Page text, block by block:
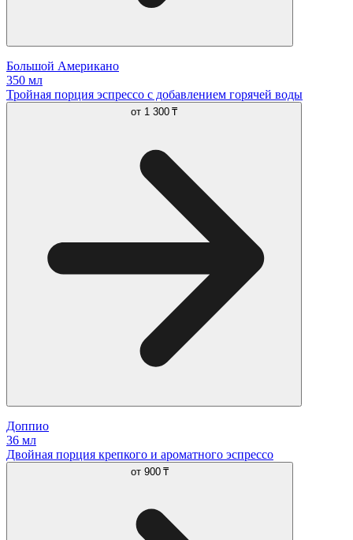
Большой Американо
350 мл
Тройная порция эспрессо с добавлением горячей воды
от 1 300 ₸
Доппио
36 мл
Двойная порция крепкого и ароматного эспрессо
от 900 ₸